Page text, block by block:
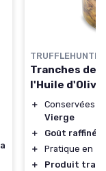
TRUFFLEHUNTER
Tranches de
l'Huile d'Olive
＋
Conservées
Vierge
＋
Goût raffiné
＋
Pratique en
＋
Produit